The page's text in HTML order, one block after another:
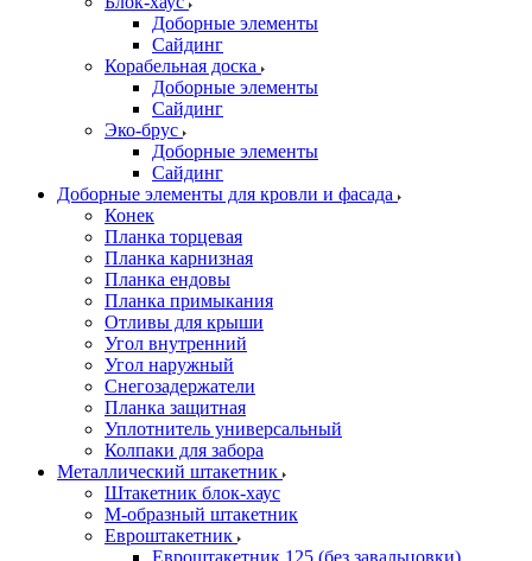
Доборные элементы
Сайдинг
Корабельная доска
Доборные элементы
Сайдинг
Эко-брус
Доборные элементы
Сайдинг
Доборные элементы для кровли и фасада
Конек
Планка торцевая
Планка карнизная
Планка ендовы
Планка примыкания
Отливы для крыши
Угол внутренний
Угол наружный
Снегозадержатели
Планка защитная
Уплотнитель универсальный
Колпаки для забора
Металлический штакетник
Штакетник блок-хаус
М-образный штакетник
Евроштакетник
Евроштакетник 125 (без завальцовки)